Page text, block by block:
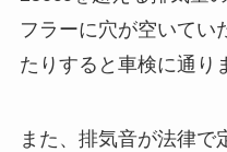
フラーに穴が空いてい
たりすると車検に通り
また、排気音が法律で